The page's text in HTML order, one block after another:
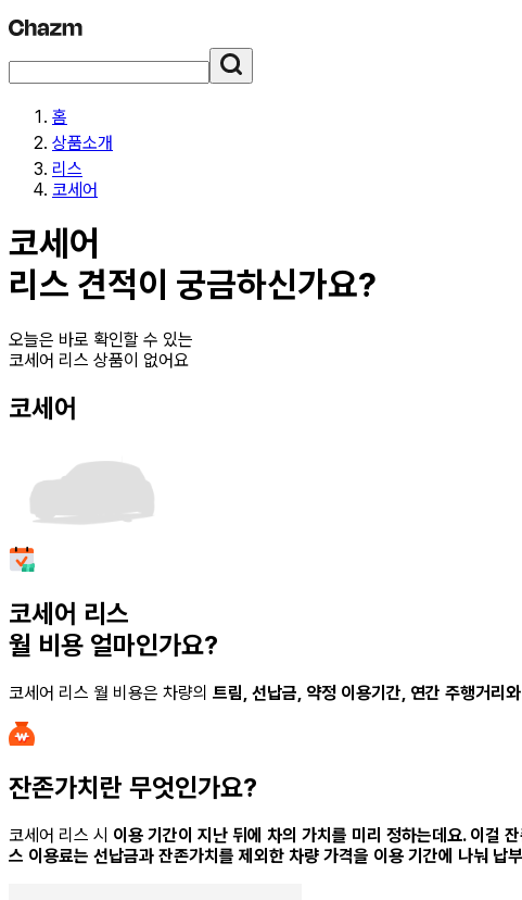
홈
상품소개
리스
코세어
코세어
리스 견적이 궁금하신가요?
오늘은 바로 확인할 수 있는
코세어 리스 상품이 없어요
코세어
코세어 리스
월 비용 얼마인가요?
코세어 리스 월 비용은 차량의 트림, 선납금, 약정 이용기간, 연간 주행거리
잔존가치란 무엇인가요?
코세어 리스 시 이용 기간이 지난 뒤에 차의 가치를 미리 정하는데요. 이걸
스 이용료는 선납금과 잔존가치를 제외한 차량 가격을 이용 기간에 나눠 납